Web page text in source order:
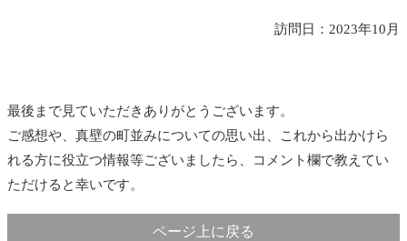
訪問日：2023年10月
最後まで見ていただきありがとうございます。
ご感想や、真壁の町並みについての思い出、これから出かけら
れる方に役立つ情報等ございましたら、コメント欄で教えてい
ただけると幸いです。
ページ上に戻る